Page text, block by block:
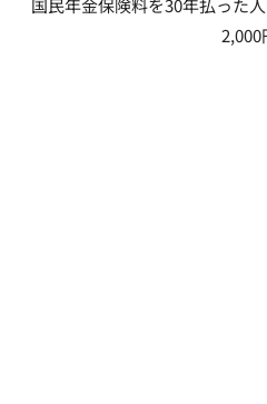
国民年金保険料を30年払った
2,000